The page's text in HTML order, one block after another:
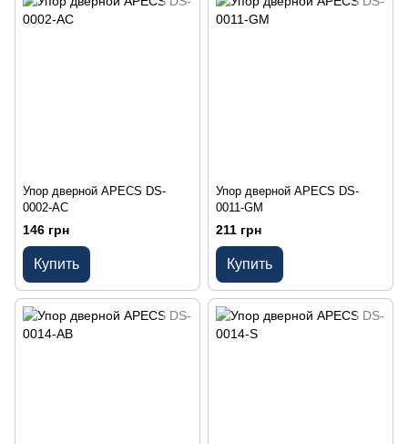
Упор дверной APECS DS-
0002-AC
146 грн
Купить
Упор дверной APECS DS-
0011-GM
211 грн
Купить